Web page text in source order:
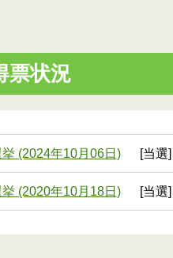
票状況
(2024年10月06日) [当選
(2020年10月18日) [当選